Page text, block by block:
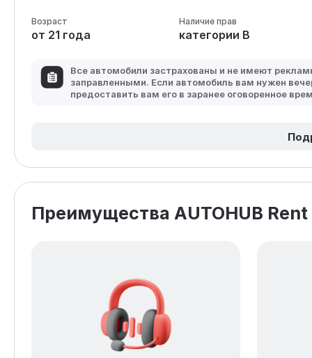
Возраст
от 21 года
Наличие прав
категории В
Все автомобили застрахованы и не имеют
заправленными. Если автомобиль вам нужен
предоставить вам его в заранее оговоренное
Преимущества AUTOHUB Rent